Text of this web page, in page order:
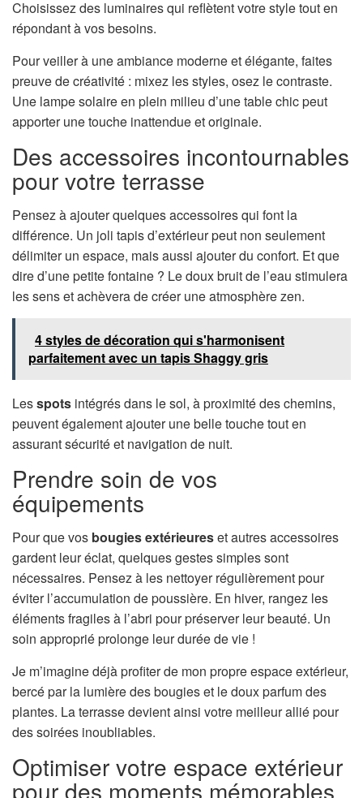
Choisissez des luminaires qui reflètent votre style tout en
répondant à vos besoins.
Pour veiller à une ambiance moderne et élégante, faites
preuve de créativité : mixez les styles, osez le contraste.
Une lampe solaire en plein milieu d’une table chic peut
apporter une touche inattendue et originale.
Des accessoires incontournables
pour votre terrasse
Pensez à ajouter quelques accessoires qui font la
différence. Un joli tapis d’extérieur peut non seulement
délimiter un espace, mais aussi ajouter du confort. Et que
dire d’une petite fontaine ? Le doux bruit de l’eau stimulera
les sens et achèvera de créer une atmosphère zen.
4 styles de décoration qui s'harmonisent
parfaitement avec un tapis Shaggy gris
Lesspots intégrés dans le sol, à proximité des chemins,
peuvent également ajouter une belle touche tout en
assurant sécurité et navigation de nuit.
Prendre soin de vos
équipements
Pour que vos bougies extérieureset autres accessoires
gardent leur éclat, quelques gestes simples sont
nécessaires. Pensez à les nettoyer régulièrement pour
éviter l’accumulation de poussière. En hiver, rangez les
éléments fragiles à l’abri pour préserver leur beauté. Un
soin approprié prolonge leur durée de vie !
Je m’imagine déjà profiter de mon propre espace extérieur,
bercé par la lumière des bougies et le doux parfum des
plantes. La terrasse devient ainsi votre meilleur allié pour
des soirées inoubliables.
Optimiser votre espace extérieur
pour des moments mémorables